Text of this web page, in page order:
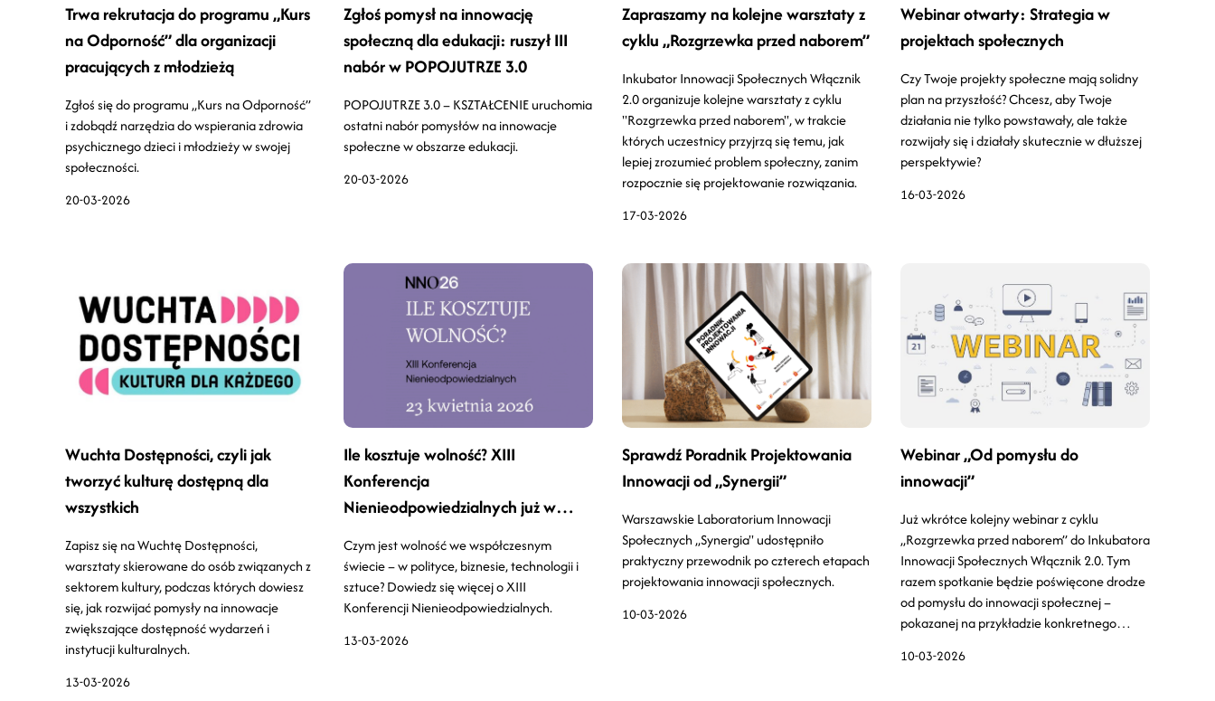
20-03-2026
Trwa rekrutacja do programu „Kurs
na Odporność” dla organizacji
pracujących z młodzieżą
Zgłoś się do programu „Kurs na Odporność”
i zdobądź narzędzia do wspierania zdrowia
psychicznego dzieci i młodzieży w swojej
społeczności.
20-03-2026
Zgłoś pomysł na innowację
społeczną dla edukacji: ruszył III
nabór w POPOJUTRZE 3.0
POPOJUTRZE 3.0 – KSZTAŁCENIE uruchomia
ostatni nabór pomysłów na innowacje
społeczne w obszarze edukacji.
17-03-2026
Zapraszamy na kolejne warsztaty z
cyklu „Rozgrzewka przed naborem”
Inkubator Innowacji Społecznych Włącznik
2.0 organizuje kolejne warsztaty z cyklu
"Rozgrzewka przed naborem", w trakcie
których uczestnicy przyjrzą się temu, jak
lepiej zrozumieć problem społeczny, zanim
rozpocznie się projektowanie rozwiązania.
16-03-2026
Webinar otwarty: Strategia w
projektach społecznych
Czy Twoje projekty społeczne mają solidny
plan na przyszłość? Chcesz, aby Twoje
działania nie tylko powstawały, ale także
rozwijały się i działały skutecznie w dłuższej
perspektywie?
13-03-2026
Wuchta Dostępności, czyli jak
tworzyć kulturę dostępną dla
wszystkich
Zapisz się na Wuchtę Dostępności,
warsztaty skierowane do osób związanych z
sektorem kultury, podczas których dowiesz
się, jak rozwijać pomysły na innowacje
zwiększające dostępność wydarzeń i
instytucji kulturalnych.
13-03-2026
Ile kosztuje wolność? XIII
Konferencja
Nienieodpowiedzialnych już w
Czym jest wolność we współczesnym
świecie – w polityce, biznesie, technologii i
sztuce? Dowiedz się więcej o XIII
Konferencji Nienieodpowiedzialnych.
10-03-2026
Sprawdź Poradnik Projektowania
Innowacji od „Synergii”
Warszawskie Laboratorium Innowacji
Społecznych „Synergia" udostępniło
praktyczny przewodnik po czterech etapach
projektowania innowacji społecznych.
10-03-2026
Webinar „Od pomysłu do
innowacji”
Już wkrótce kolejny webinar z cyklu
„Rozgrzewka przed naborem” do Inkubatora
Innowacji Społecznych Włącznik 2.0. Tym
razem spotkanie będzie poświęcone drodze
od pomysłu do innowacji społecznej –
pokazanej na przykładzie konkretnego